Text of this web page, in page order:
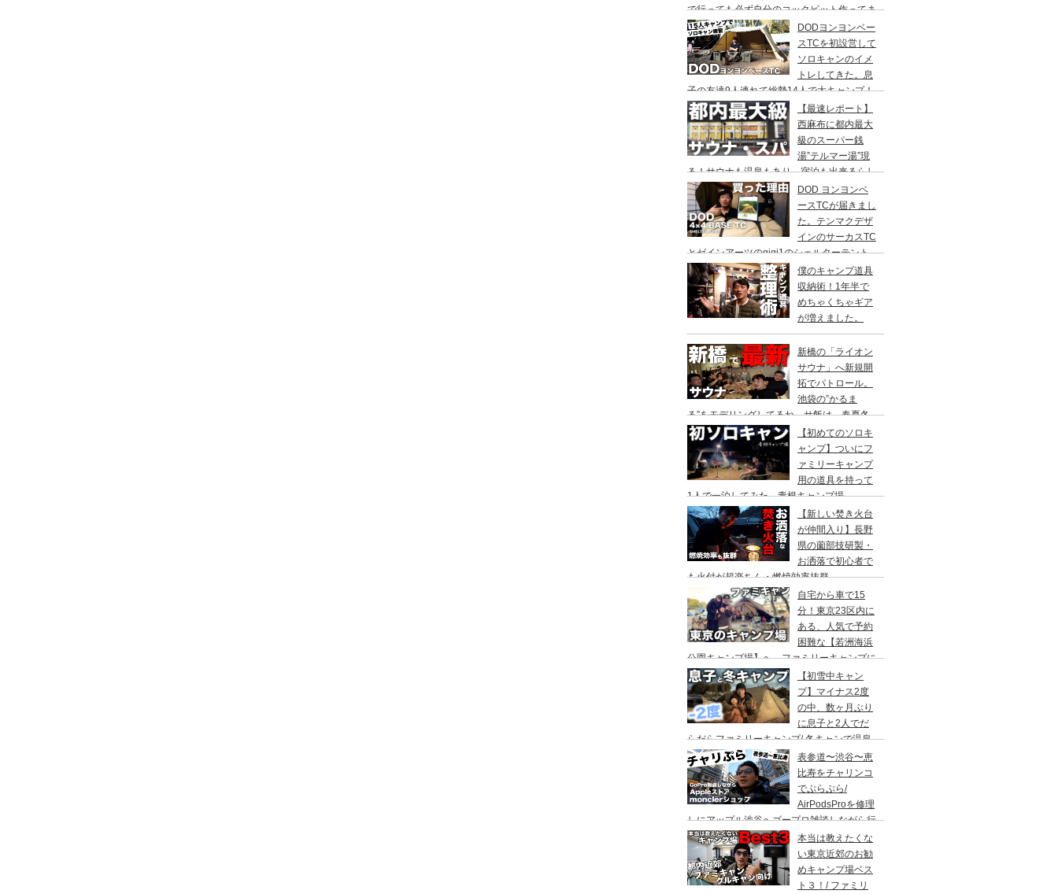
で行っても必ず自分のコックピット作ってま
す♪
DODヨンヨンベー
スTCを初設営して
ソロキャンのイメ
トレしてきた。息
子の友達9人連れて総勢14人で大キャンプ！
めちゃくちゃ疲れたぞ。
【最速レポート】
西麻布に都内最大
級のスーパー銭
湯”テルマー湯”現
る！サウナも温泉もあり、宿泊も出来るらし
い♪
DOD ヨンヨンベ
ースTCが届きまし
た。テンマクデザ
インのサーカスTC
とゼインアーツのgigi1のシェルターテント
と比較検討をし、購入に至った理由。
僕のキャンプ道具
収納術！1年半で
めちゃくちゃギア
が増えました。
新橋の「ライオン
サウナ」へ新規開
拓でパトロール。
池袋の”かるま
る”をモデリングしてるね。サ飯は、春夏冬
にて。
【初めてのソロキ
ャンプ】ついにフ
ァミリーキャンプ
用の道具を持って
1人で一泊してみた。青根キャンプ場
【新しい焚き火台
が仲間入り】長野
県の薗部技研製・
お洒落で初心者で
も火付が超楽ちん・燃焼効率抜群
自宅から車で15
分！東京23区内に
ある、人気で予約
困難な【若洲海浜
公園キャンプ場】へ、ファミリーキャンプに
行ってきた。冬キャンプもキャンプギアを上
手に使えば暖かくて楽しい♪
【初雪中キャン
プ】マイナス2度
の中、数ヶ月ぶり
に息子と2人でだ
らだらファミリーキャンプ/ 冬キャンで温泉
入って焚き火して超絶楽しかった。大野路キ
ャンプ場は結構いいかも
表参道〜渋谷〜恵
比寿をチャリンコ
でぷらぷら/
AirPodsProを修理
しにアップル渋谷へゴープロ雑談しながら行
ってきます。モンクレールの新型ショップも
行ってみました。
本当は教えたくな
い東京近郊のお勧
めキャンプ場ベス
ト３！/ ファミリ